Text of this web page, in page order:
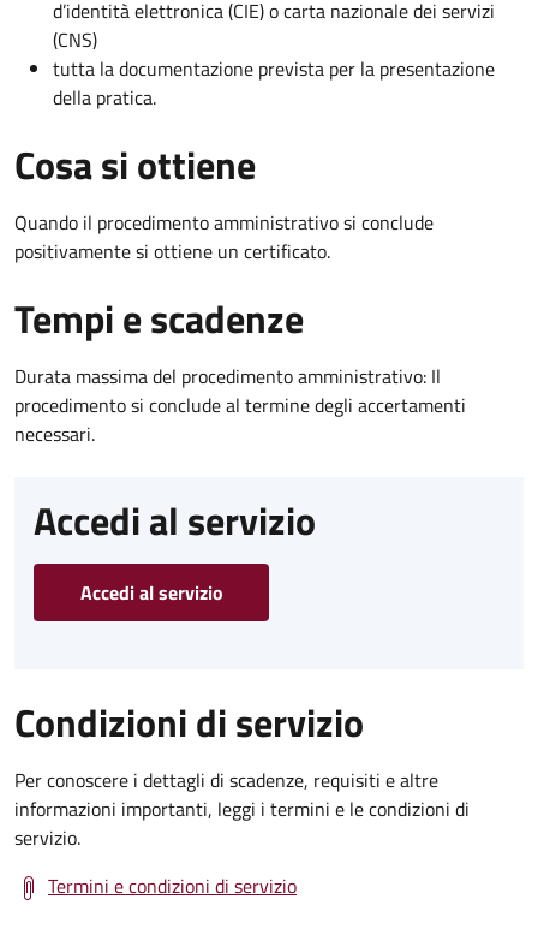
d’identità elettronica (CIE) o carta nazionale dei servizi
(CNS)
tutta la documentazione prevista per la presentazione
della pratica.
Cosa si ottiene
Quando il procedimento amministrativo si conclude
positivamente si ottiene un certificato.
Tempi e scadenze
Durata massima del procedimento amministrativo: Il
procedimento si conclude al termine degli accertamenti
necessari.
Accedi al servizio
Accedi al servizio
Condizioni di servizio
Per conoscere i dettagli di scadenze, requisiti e altre
informazioni importanti, leggi i termini e le condizioni di
servizio.
Termini e condizioni di servizio